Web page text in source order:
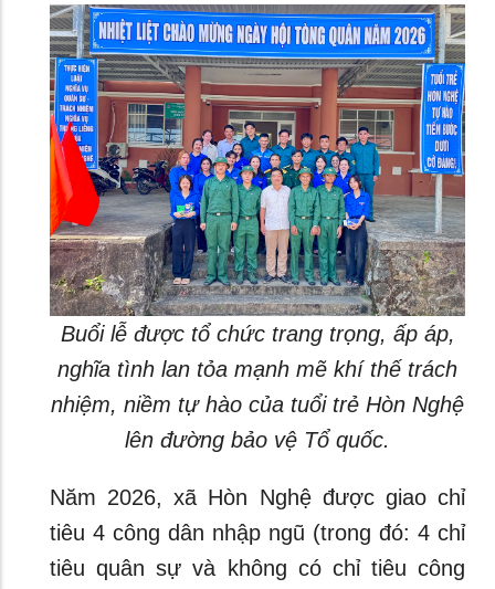
Buổi lễ được tổ chức trang trọng, ấp áp,
nghĩa tình lan tỏa mạnh mẽ khí thế trách
nhiệm, niềm tự hào của tuổi trẻ Hòn Nghệ
lên đường bảo vệ Tổ quốc.
Năm 2026, xã Hòn Nghệ được giao chỉ
tiêu 4 công dân nhập ngũ (trong đó: 4 chỉ
tiêu quân sự và không có chỉ tiêu công